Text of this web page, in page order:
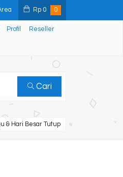
Rp 0 0
Profil Reseller
Cari
& Hari Besar Tutup